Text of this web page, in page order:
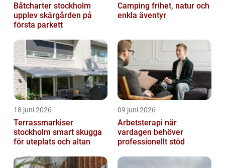
Båtcharter stockholm
upplev skärgården på
första parkett
Camping frihet, natur och
enkla äventyr
18 juni 2026
Terrassmarkiser
stockholm smart skugga
för uteplats och altan
09 juni 2026
Arbetsterapi när
vardagen behöver
professionellt stöd